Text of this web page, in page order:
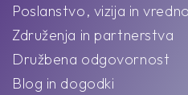
Poslanstvo, vizija in
Združenja in partnerstva
Družbena odgovornost
Blog in dogodki